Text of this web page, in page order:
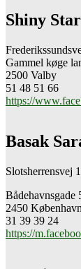
Shiny Star
Gammel køge
2500 Valby
51 48 51 66
https://
Basak
Slotsherrensvej
Bådehavnsgade
2450 København
31 39 39 24
https://